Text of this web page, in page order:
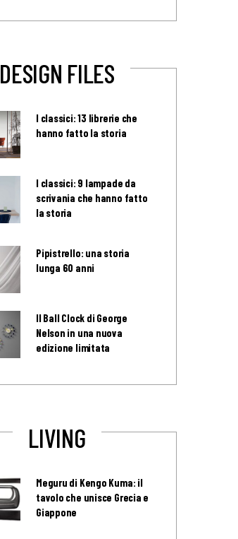
DESIGN FILES
I classici: 13 librerie che
hanno fatto la storia
I classici: 9 lampade da
scrivania che hanno fatto
la storia
Pipistrello: una storia
lunga 60 anni
Il Ball Clock di George
Nelson in una nuova
edizione limitata
LIVING
Meguru di Kengo Kuma: il
tavolo che unisce Grecia e
Giappone